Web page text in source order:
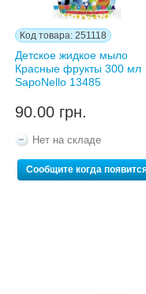
Код товара: 251118
Детское жидкое мыло
Красные фрукты 300 мл
SapoNello 13485
90.00 грн.
Нет на складе
Сообщите когда